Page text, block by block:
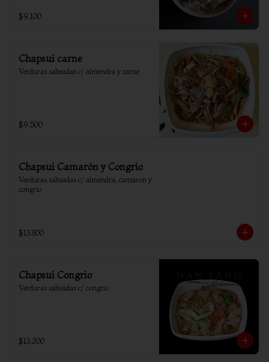
$9.100
Chapsui carne
Verduras salteadas c/ almendra y carne
$9.500
Chapsui Camarón y Congrio
Verduras salteadas c/ almendra, camaron y
congrio
$13.800
Chapsui Congrio
Verduras salteadas c/ congrio
$13.200